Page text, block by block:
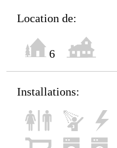
Location de:
6
Installations: